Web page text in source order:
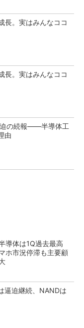
長。実はみんなココ
長。実はみんなココ
迫の続報――半導体工
由
導体は1Q過去最高
ホ市況停滞も主要顧
迫継続、NANDは